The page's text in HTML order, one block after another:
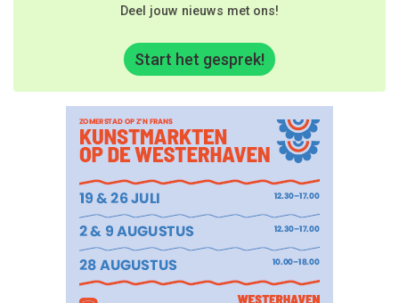
Deel jouw nieuws met ons!
Start het gesprek!